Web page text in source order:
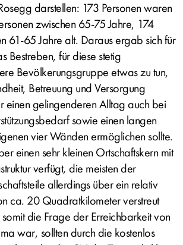
darstellen: 173 Personen waren
zwischen 65-75 Jahre, 174
61-65 Jahre alt. Daraus ergab sich für
Bestreben, für diese stetig
Bevölkerungsgruppe etwas zu tun,
Betreuung und Versorgung
einen gelingenderen Alltag auch bei
sowie einen langen
vier Wänden ermöglichen sollte.
einen sehr kleinen Ortschaftskern mit
verfügt, die meisten der
allerdings über ein relativ
ca. 20 Quadratkilometer verstreut
die Frage der Erreichbarkeit von
war, sollten durch die kostenlos